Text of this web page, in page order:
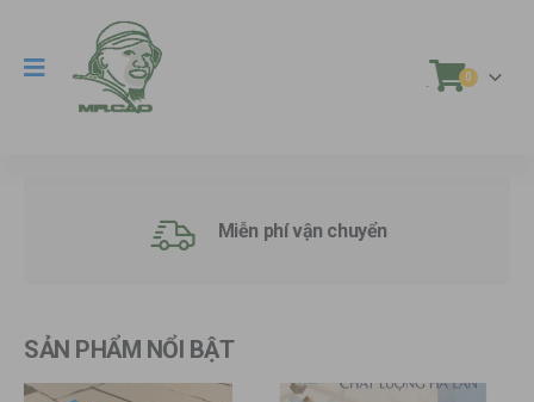
. 0
Miễn phí vận chuyển
SẢN PHẨM NỔI BẬT